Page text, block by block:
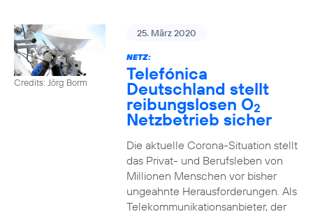
Credits: Jörg Borm
25. März 2020
NETZ:
Telefónica
Deutschland stellt
reibungslosen O2
Netzbetrieb sicher
Die aktuelle Corona-Situation stellt
das Privat- und Berufsleben von
Millionen Menschen vor bisher
ungeahnte Herausforderungen. Als
Telekommunikationsanbieter, der